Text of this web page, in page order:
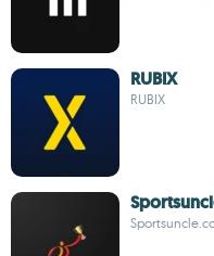
RUBIX
RUBIX